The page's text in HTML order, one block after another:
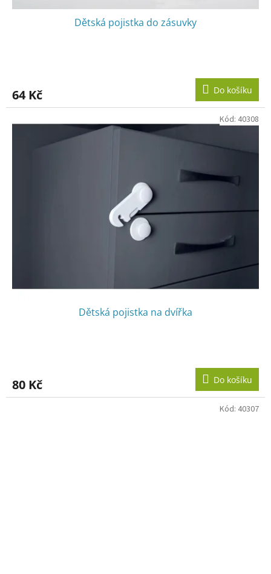
Dětská pojistka do zásuvky
64 Kč Do košíku
Dětská pojistka na dvířka
80 Kč Do košíku
Kód: 40308
Kód: 40307